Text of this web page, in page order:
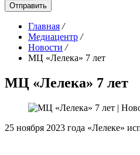
Отправить
Главная /
Медиацентр /
Новости /
МЦ «Лелека» 7 лет
МЦ «Лелека» 7 лет
25 ноября 2023 года «Лелеке»